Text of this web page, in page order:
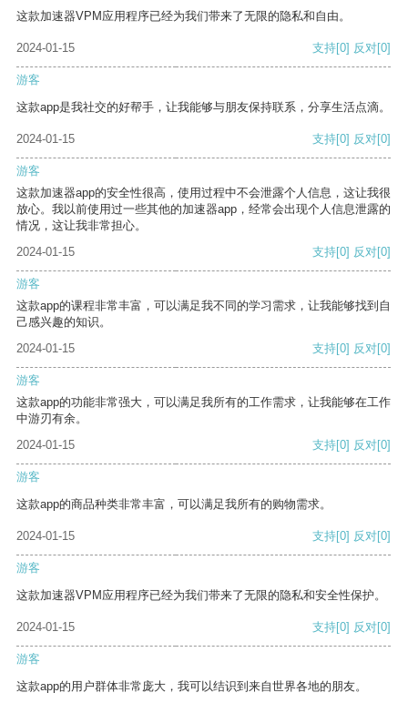
这款加速器VPM应用程序已经为我们带来了无限的隐私和自由。
2024-01-15 支持[0] 反对[0]
游客
这款app是我社交的好帮手，让我能够与朋友保持联系，分享生活点滴。
2024-01-15 支持[0] 反对[0]
游客
这款加速器app的安全性很高，使用过程中不会泄露个人信息，这让我很
放心。我以前使用过一些其他的加速器app，经常会出现个人信息泄露的
情况，这让我非常担心。
2024-01-15
支持[0] 反对[0]
游客
这款app的课程非常丰富，可以满足我不同的学习需求，让我能够找到自
己感兴趣的知识。
2024-01-15
支持[0] 反对[0]
游客
这款app的功能非常强大，可以满足我所有的工作需求，让我能够在工作
中游刃有余。
2024-01-15
支持[0] 反对[0]
游客
这款app的商品种类非常丰富，可以满足我所有的购物需求。
2024-01-15 支持[0] 反对[0]
游客
这款加速器VPM应用程序已经为我们带来了无限的隐私和安全性保护。
2024-01-15 支持[0] 反对[0]
游客
这款app的用户群体非常庞大，我可以结识到来自世界各地的朋友。